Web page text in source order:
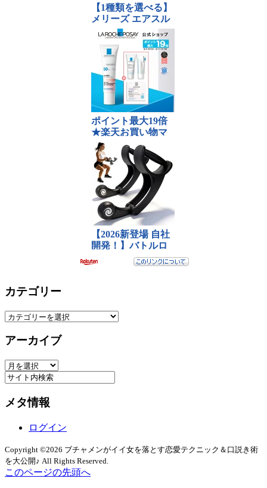
カテゴリー
カ
ゴ
ー
アーカイブ
ア
ー
イ
メタ情報
ログイン
Copyright ©2026 ブチャメンがイイ女を落とす恋愛テクニック＆口説き術
を大公開♪ All Rights Reserved.
このページの先頭へ